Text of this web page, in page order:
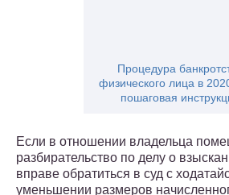
Процедура
физического лица в
пошаговая
Если в отношении владельца
разбирательство по делу о
вправе обратиться в суд с
уменьшении размеров